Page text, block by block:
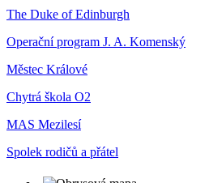
The Duke of Edinburgh
Operační program J. A. Komenský
Městec Králové
Chytrá škola O2
MAS Mezilesí
Spolek rodičů a přátel